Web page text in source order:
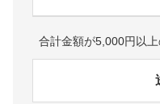
合計金額が5,000円以